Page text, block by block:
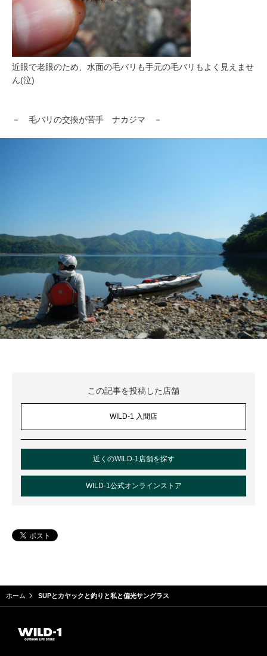
近眼で老眼のため、水面の毛バリも手元の毛バリもよく見えませ
ん(泣)
－ 毛バリの交換が苦手 ナカジマ －
この記事を投稿した店舗
WILD-1 入間店
近くのWILD-1店舗を探す
WILD-1公式オンラインストア
ホーム SUPとカヤックと釣りと私と偏光サングラス